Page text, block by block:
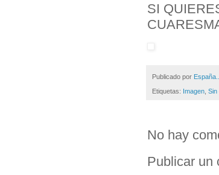
SI
Publicado por España...
Etiquetas: Imagen Sin
No hay
Publicar un